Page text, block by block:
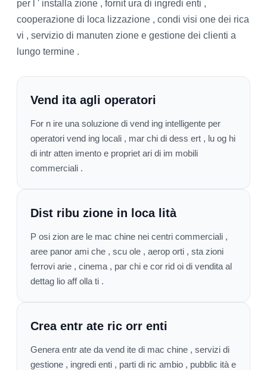
per l ' installa zione , fornit ura di ingredi enti ,
cooperazione di loca lizzazione , condi visi one dei rica
vi , servizio di manuten zione e gestione dei clienti a
lungo termine .
Vend ita agli operatori
For n ire una soluzione di vend ing intelligente per
operatori vend ing locali , mar chi di dess ert , lu og hi
di intr atten imento e propriet ari di im mobili
commerciali .
Dist ribu zione in loca lità
P osi zion are le mac chine nei centri commerciali ,
aree panor ami che , scu ole , aerop orti , sta zioni
ferrovi arie , cinema , par chi e cor rid oi di vendita al
dettag lio aff olla ti .
Crea entr ate ric orr enti
Genera entr ate da vend ite di mac chine , servizi di
gestione , ingredi enti , parti di ric ambio , pubblic ità e